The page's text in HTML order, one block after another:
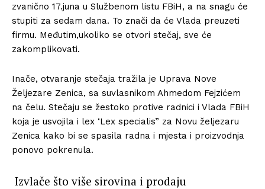
zvanično 17.juna u Službenom listu FBiH, a na snagu će
stupiti za sedam dana. To znači da će Vlada preuzeti
firmu. Međutim,ukoliko se otvori stečaj, sve će
zakomplikovati.
Inače, otvaranje stečaja tražila je Uprava Nove
Željezare Zenica, sa suvlasnikom Ahmedom Fejzićem
na čelu. Stečaju se žestoko protive radnici i Vlada FBiH
koja je usvojila i lex ‘Lex specialis” za Novu željezaru
Zenica kako bi se spasila radna i mjesta i proizvodnja
ponovo pokrenula.
Izvlače što više sirovina i prodaju